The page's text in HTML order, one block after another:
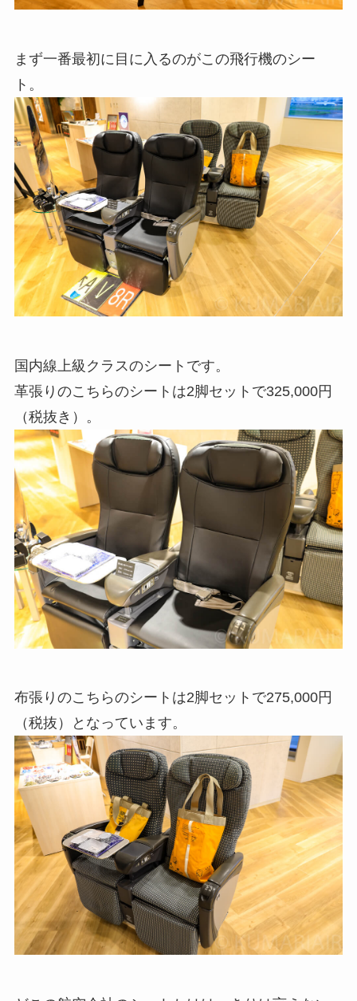
まず一番最初に目に入るのがこの飛行機のシー
ト。
国内線上級クラスのシートです。
革張りのこちらのシートは2脚セットで325,000円
（税抜き）。
布張りのこちらのシートは2脚セットで275,000円
（税抜）となっています。